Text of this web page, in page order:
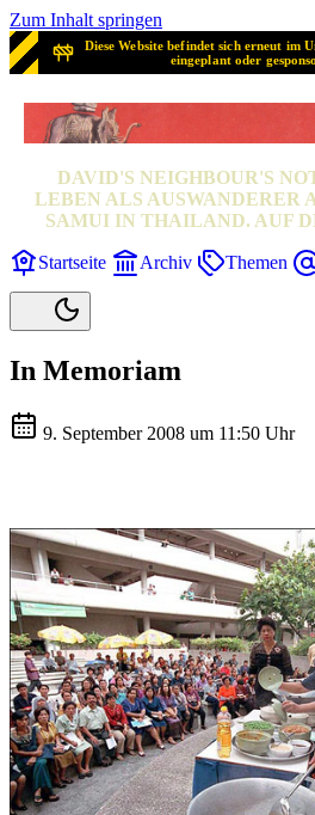
Zum Inhalt springen
Diese Website befindet sich erneut im
eingeplant oder
SAMUI?
DAVID'S NEIGHBOUR'S
LEBEN ALS AUSWANDERER
SAMUI IN THAILAND. AUF
Startseite Archiv Themen
In Memoriam
9. September 2008 um 11:50 Uhr